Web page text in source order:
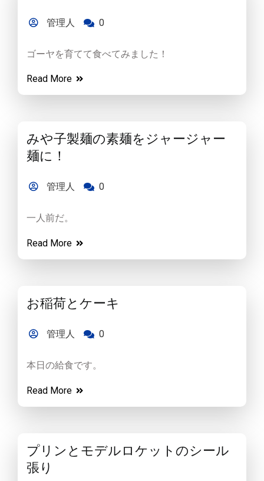
管理人 0
ゴーヤを育てて食べてみました！
Read More
みや子製麺の素麺をジャージャー
麺に！
管理人 0
一人前だ。
Read More
お稲荷とケーキ
管理人 0
本日の給食です。
Read More
プリンとモデルロケットのシール
張り